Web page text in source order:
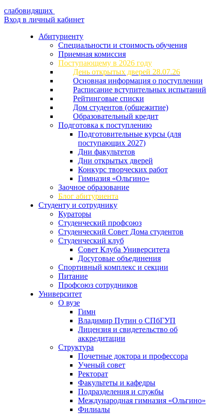
слабовидящих
Вход в личный кабинет
Абитуриенту
Специальности и стоимость обучения
Приемная комиссия
Поступающему в 2026 году
День открытых дверей 28.07.26
Основная информация о поступлении
Расписание вступительных испытаний
Рейтинговые списки
Дом студентов (общежитие)
Образовательный кредит
Подготовка к поступлению
Подготовительные курсы (для
поступающих 2027)
Дни факультетов
Дни открытых дверей
Конкурс творческих работ
Гимназия «Ольгино»
Заочное образование
Блог абитуриента
Студенту и сотруднику
Кураторы
Студенческий профсоюз
Студенческий Совет Дома студентов
Студенческий клуб
Совет Клуба Университета
Досуговые объединения
Спортивный комплекс и секции
Питание
Профсоюз сотрудников
Университет
О вузе
Гимн
Владимир Путин о СПбГУП
Лицензия и свидетельство об
аккредитации
Структура
Почетные доктора и профессора
Ученый совет
Ректорат
Факультеты и кафедры
Подразделения и службы
Международная гимназия «Ольгино»
Филиалы